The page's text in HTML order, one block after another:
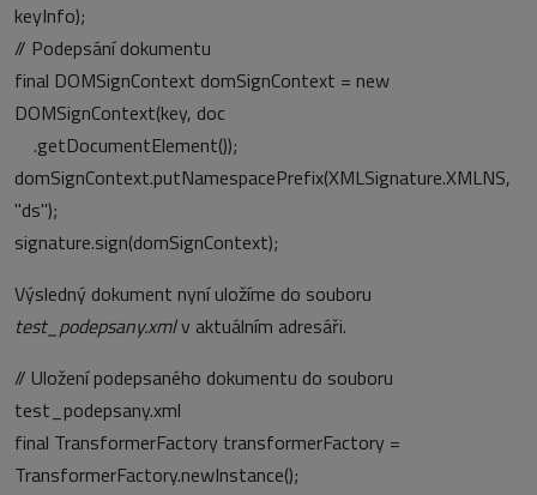
keyInfo);
// Podepsání dokumentu
final DOMSignContext domSignContext = new
DOMSignContext(key, doc
.getDocumentElement());
domSignContext.putNamespacePrefix(XMLSignature.XMLNS,
"ds");
signature.sign(domSignContext);
Výsledný dokument nyní uložíme do souboru
test_podepsany.xmlv aktuálním adresáři.
// Uložení podepsaného dokumentu do souboru
test_podepsany.xml
final TransformerFactory transformerFactory =
TransformerFactory.newInstance();